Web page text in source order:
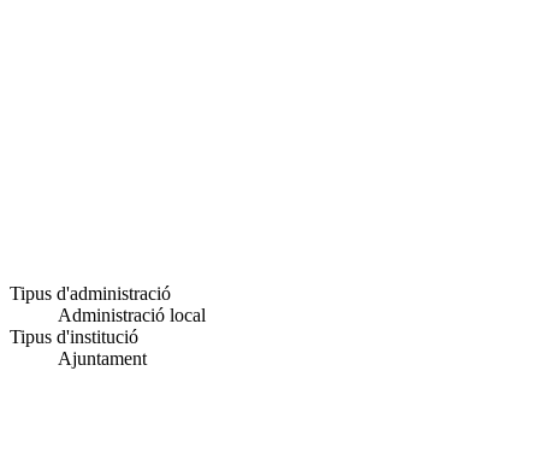
Tipus d'administració
Administració local
Tipus d'institució
Ajuntament